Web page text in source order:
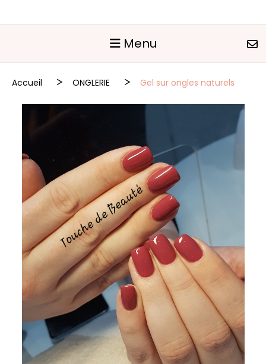
Menu
Accueil ONGLERIE Gel sur ongles naturels